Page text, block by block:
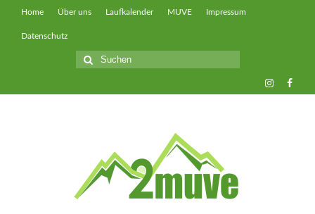
Home Über uns Laufkalender MUVE Impressum
Datenschutz
Suche
nach: